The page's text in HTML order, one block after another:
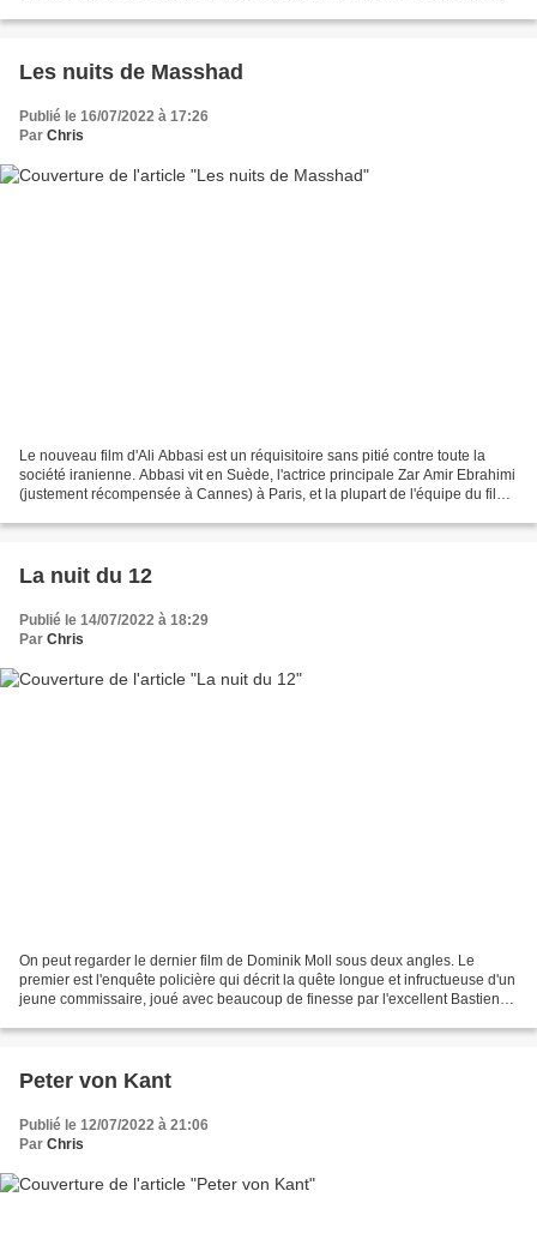
Les nuits de Masshad
Publié le 16/07/2022 à 17:26
Par Chris
Le nouveau film d'Ali Abbasi est un réquisitoire sans pitié contre toute la
société iranienne. Abbasi vit en Suède, l'actrice principale Zar Amir Ebrahimi
(justement récompensée à Cannes) à Paris, et la plupart de l'équipe du film
La nuit du 12
Publié le 14/07/2022 à 18:29
Par Chris
On peut regarder le dernier film de Dominik Moll sous deux angles. Le
premier est l'enquête policière qui décrit la quête longue et infructueuse d'un
jeune commissaire, joué avec beaucoup de finesse par l'excellent Bastien
Peter von Kant
Publié le 12/07/2022 à 21:06
Par Chris